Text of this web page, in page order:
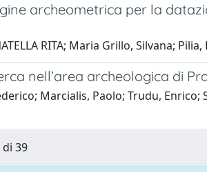
archeometrica per la
RITA; Maria Grillo, Silvana; Pilia,
nell’area archeologica di
Marcialis, Paolo; Trudu,
39